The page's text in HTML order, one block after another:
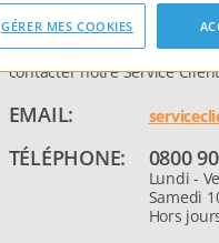
La plupart des réponses
sectionFAQ.
Si vous avez toutefois
contacter notre Service
EMAIL:
TÉLÉPHONE: 0800
Lundi -
Samedi
Hors
GÉRER MES COOKIES